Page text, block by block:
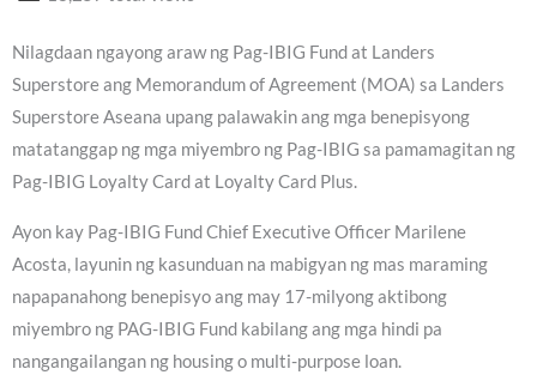
Nilagdaan ngayong araw ng Pag-IBIG Fund at Landers
Superstore ang Memorandum of Agreement (MOA) sa Landers
Superstore Aseana upang palawakin ang mga benepisyong
matatanggap ng mga miyembro ng Pag-IBIG sa pamamagitan ng
Pag-IBIG Loyalty Card at Loyalty Card Plus.
Ayon kay Pag-IBIG Fund Chief Executive Officer Marilene
Acosta, layunin ng kasunduan na mabigyan ng mas maraming
napapanahong benepisyo ang may 17-milyong aktibong
miyembro ng PAG-IBIG Fund kabilang ang mga hindi pa
nangangailangan ng housing o multi-purpose loan.